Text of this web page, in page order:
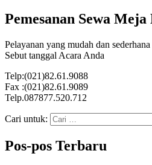
Pemesanan Sewa
Pelayanan yang mudah dan
Sebut tanggal Acara Anda
Telp:(021)82.61.9088
Fax :(021)82.61.9089
Telp.087877.520.712
Cari untuk:
Pos-pos Terbaru